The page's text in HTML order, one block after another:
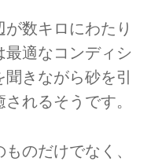
数キロにわたり
最適なコンディシ
きながら砂を引
れるそうです。
のだけでなく、